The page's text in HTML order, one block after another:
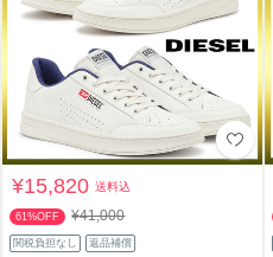
¥15,820送料込
61%OFF ¥41,000
関税負担なし 返品補償